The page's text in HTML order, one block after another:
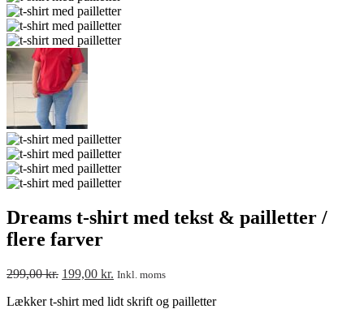
Dreams t-shirt med tekst & pailletter /
flere farver
299,00kr. 199,00 kr. Inkl. moms
Lækker t-shirt med lidt skrift og pailletter